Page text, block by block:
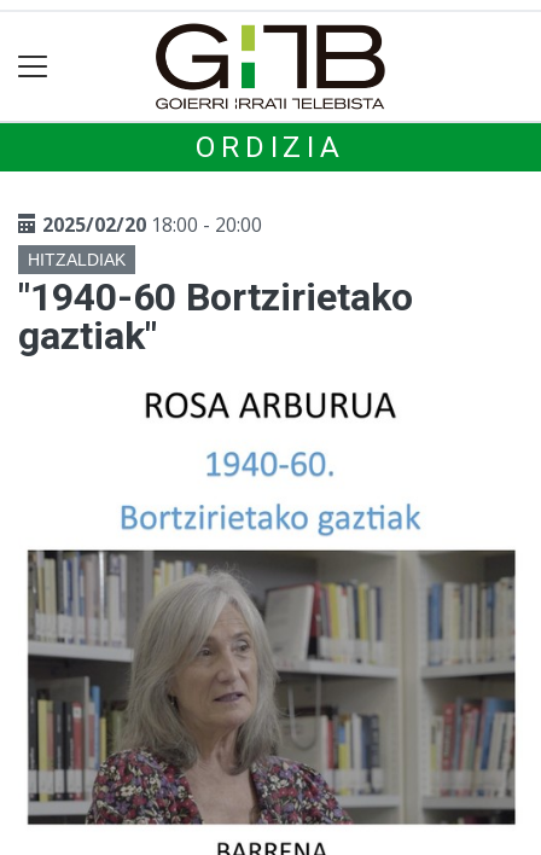
ORDIZIA
2025/02/20 18:00 - 20:00
HITZALDIAK
"1940-60 Bortzirietako
gaztiak"